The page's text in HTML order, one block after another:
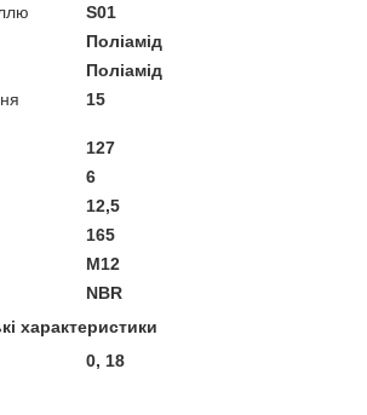
S01
Поліамід
Поліамід
15
127
6
12,5
165
M12
NBR
характеристики
0, 18